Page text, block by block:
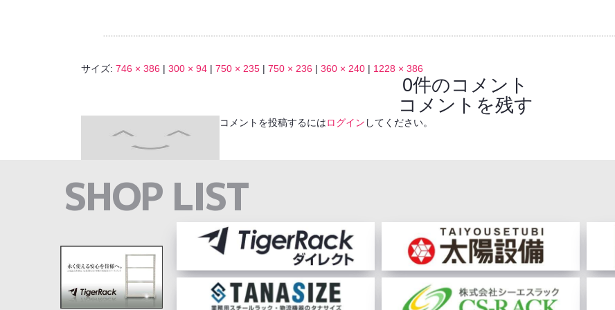
サイズ: 746 × 386 | 300 × 94 | 750 × 235 | 750 × 236 | 360 × 240 | 1228 × 386
0件のコメント
コメントを残す
コメントを投稿するにはログイン してください。
SHOP LIST